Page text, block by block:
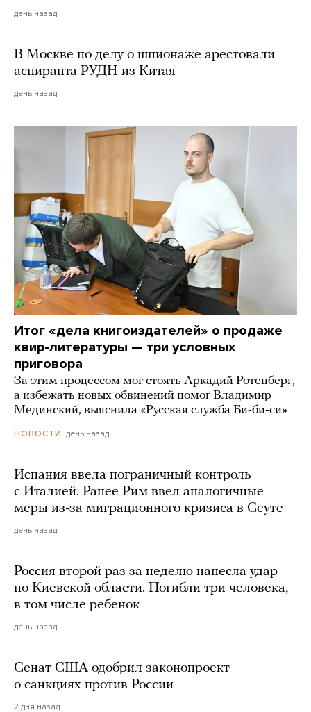
день назад
В Москве по делу о шпионаже арестовали
аспиранта РУДН из Китая
день назад
Итог «дела книгоиздателей» о продаже
квир-литературы — три условных
приговора
За этим процессом мог стоять Аркадий Ротенберг,
а избежать новых обвинений помог Владимир
Мединский, выяснила «Русская служба Би-би-си»
НОВОСТИ день назад
Испания ввела пограничный контроль
с Италией. Ранее Рим ввел аналогичные
меры из-за миграционного кризиса в Сеуте
день назад
Россия второй раз за неделю нанесла удар
по Киевской области. Погибли три человека,
в том числе ребенок
день назад
Сенат США одобрил законопроект
о санкциях против России
2 дня назад